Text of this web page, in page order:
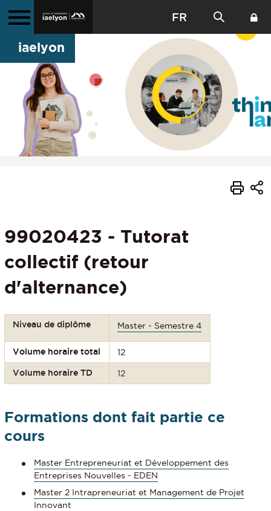
FR
iaelyon
99020423 - Tutorat
collectif (retour
d'alternance)
Niveau de diplôme Master - Semestre 4
Volume horaire total 12
Volume horaire TD 12
Formations dont fait partie ce
cours
Master Entrepreneuriat et Développement des
Entreprises Nouvelles - EDEN
Master 2 Intrapreneuriat et Management de Projet
Innovant